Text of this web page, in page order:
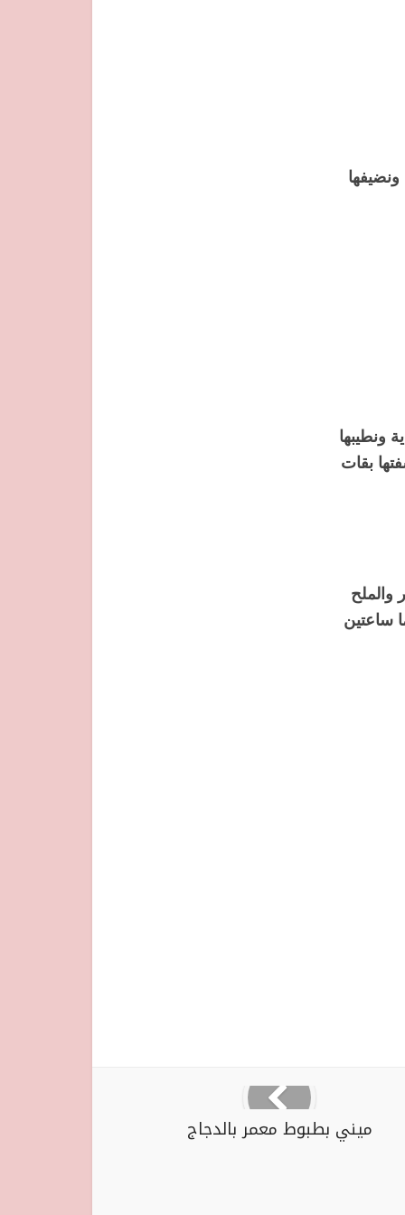
ونطيبها
بقات
والملح
ساعتين
ميني بطبوط معمر بالدجاج